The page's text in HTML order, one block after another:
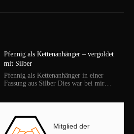
Pfennig als Kettenanhänger – vergoldet
mit Silber
Pfennig als Kettenanhänger in einer
Fassung aus Silber Dies war bei mir…
Mitglied der